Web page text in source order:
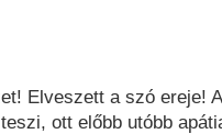
Elveszett a szó ereje!
ott előbb utóbb